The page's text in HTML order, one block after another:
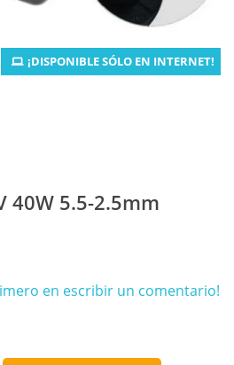
¡DISPONIBLE SÓLO EN INTERNET!
40W 5.5-2.5mm
en escribir un comentario!